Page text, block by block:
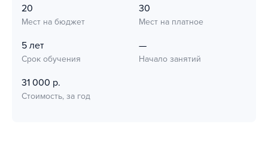
20
Мест на бюджет
30
Мест на платное
5 лет
Срок обучения
—
Начало занятий
31 000 р.
Стоимость, за год